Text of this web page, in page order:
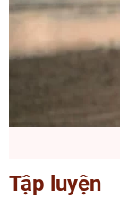
Tập luyện